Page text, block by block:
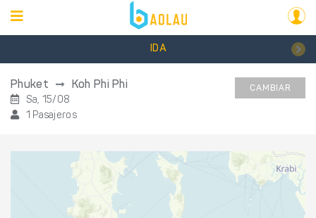
IDA
Phuket Koh Phi Phi
Sa, 15/08
1 Pasajeros
CAMBIAR